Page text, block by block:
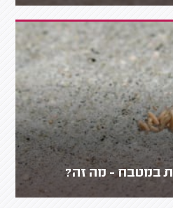
במטבח - מה זה?